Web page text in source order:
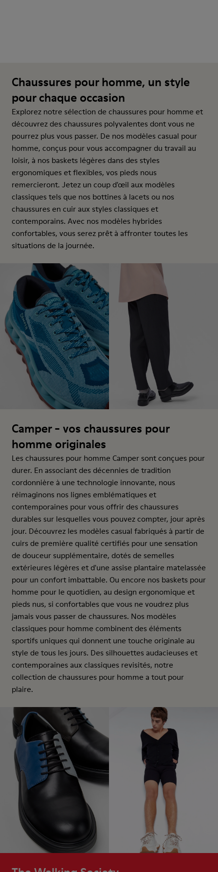
Chaussures pour homme, un style
pour chaque occasion
Explorez notre sélection de chaussures pour homme et
découvrez des chaussures polyvalentes dont vous ne
pourrez plus vous passer. De nos modèles casual pour
homme, conçus pour vous accompagner du travail au
loisir, à nos baskets légères dans des styles
ergonomiques et flexibles, vos pieds nous
remercieront. Jetez un coup d'œil aux modèles
classiques tels que nos bottines à lacets ou nos
chaussures en cuir aux styles classiques et
contemporains. Avec nos modèles hybrides
confortables, vous serez prêt à affronter toutes les
situations de la journée.
Camper - vos chaussures pour
homme originales
Les chaussures pour homme Camper sont conçues pour
durer. En associant des décennies de tradition
cordonnière à une technologie innovante, nous
réimaginons nos lignes emblématiques et
contemporaines pour vous offrir des chaussures
durables sur lesquelles vous pouvez compter, jour après
jour. Découvrez les modèles casual fabriqués à partir de
cuirs de première qualité certifiés pour une sensation
de douceur supplémentaire, dotés de semelles
extérieures légères et d'une assise plantaire matelassée
pour un confort imbattable. Ou encore nos baskets pour
homme pour le quotidien, au design ergonomique et
pieds nus, si confortables que vous ne voudrez plus
jamais vous passer de chaussures. Nos modèles
classiques pour homme combinent des éléments
sportifs uniques qui donnent une touche originale au
style de tous les jours. Des silhouettes audacieuses et
contemporaines aux classiques revisités, notre
collection de chaussures pour homme a tout pour
plaire.